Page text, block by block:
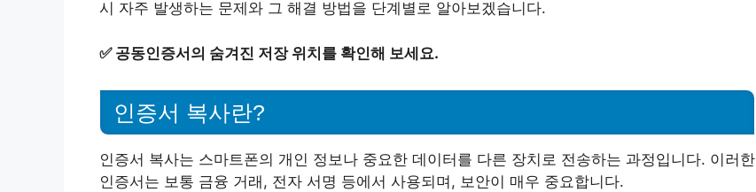
시 자주 발생하는 문제와 그 해결 방법을 단계별로 알아보겠습니다.
✅ 공동인증서의 숨겨진 저장 위치를 확인해 보세요.
인증서 복사란?
인증서 복사는 스마트폰의 개인 정보나 중요한 데이터를 다른 장치로 전송하는 과정입니다. 이러한
인증서는 보통 금융 거래, 전자 서명 등에서 사용되며, 보안이 매우 중요합니다.